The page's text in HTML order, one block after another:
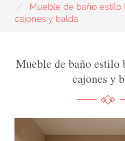
Mueble de baño estilo
cajones y balda
Mueble de baño estilo
cajones y